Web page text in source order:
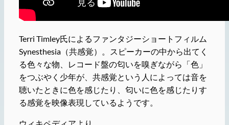
Terri Timley氏によるファンタジーショートフィルム
Synesthesia（共感覚）。スピーカーの中から出てく
る色々な物、レコード盤の匂いを嗅ぎながら「色」
をつぶやく少年が、共感覚という人によっては音を
聴いたときに色を感じたり、匂いに色を感じたりす
る感覚を映像表現しているようです。